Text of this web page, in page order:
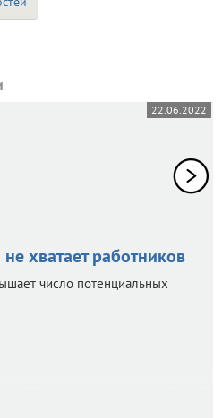
22.06.2022
хватает работников
число потенциальных